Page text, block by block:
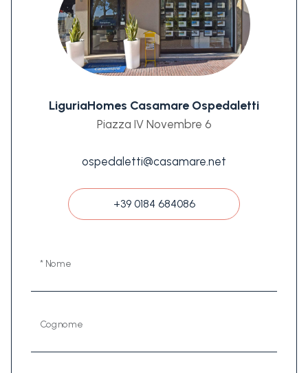
LiguriaHomes Casamare Ospedaletti
Piazza IV Novembre 6
ospedaletti@casamare.net
+39 0184 684086
* Nome
Cognome